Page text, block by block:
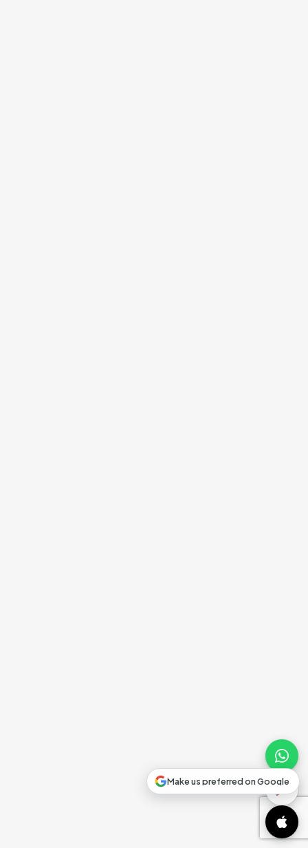
Make us preferred on Google